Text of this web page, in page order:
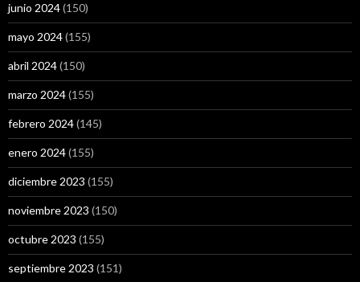
junio 2024(150)
mayo 2024(155)
abril 2024(150)
marzo 2024(155)
febrero 2024(145)
enero 2024(155)
diciembre 2023 (155)
noviembre 2023 (150)
octubre 2023 (155)
septiembre 2023 (151)